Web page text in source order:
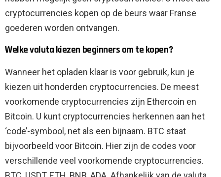
cryptocurrencies kopen op de beurs waar Franse
goederen worden ontvangen.
Welke valuta kiezen beginners om te kopen?
Wanneer het opladen klaar is voor gebruik, kun je
kiezen uit honderden cryptocurrencies. De meest
voorkomende cryptocurrencies zijn Ethercoin en
Bitcoin. U kunt cryptocurrencies herkennen aan het
‘code’-symbool, net als een bijnaam. BTC staat
bijvoorbeeld voor Bitcoin. Hier zijn de codes voor
verschillende veel voorkomende cryptocurrencies.